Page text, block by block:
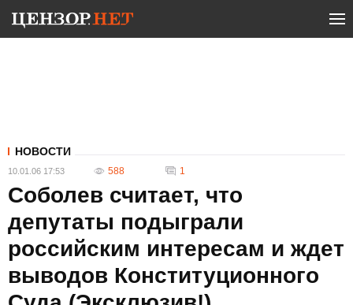
НОВОСТИ
10.01.06 17:53 588 1
Соболев считает, что
депутаты подыграли
российским интересам и ждет
выводов Конституционного